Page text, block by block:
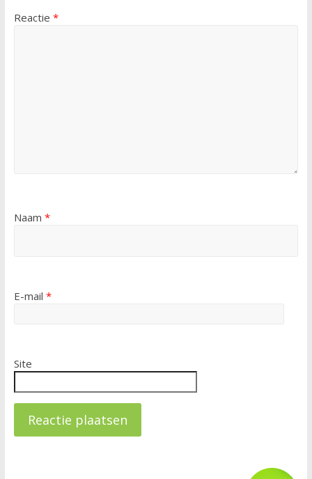
Reactie *
Naam *
E-mail *
Site